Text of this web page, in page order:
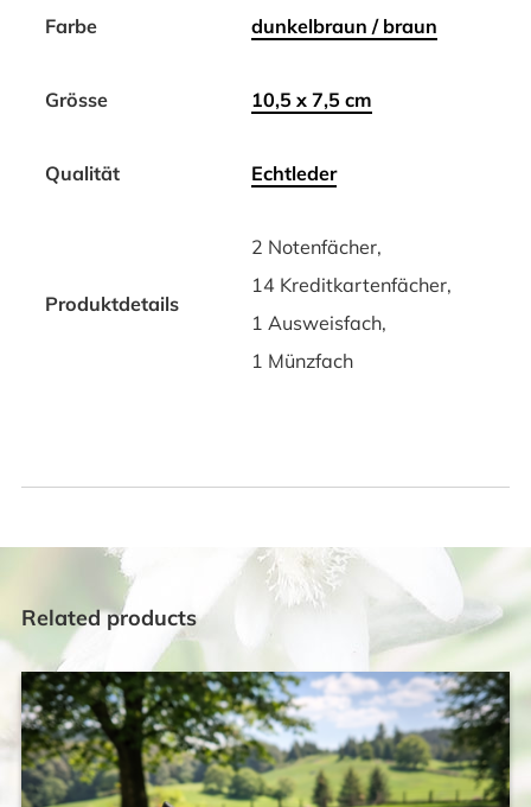
Farbe dunkelbraun / braun
Grösse 10,5 x 7,5 cm
Qualität Echtleder
Produktdetails
2 Notenfächer,
14 Kreditkartenfächer,
1 Ausweisfach,
1 Münzfach
Related products